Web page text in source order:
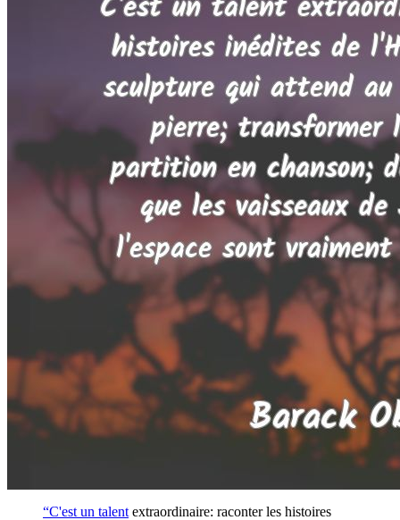
“C'est un talent extraordinaire: raconter les histoires